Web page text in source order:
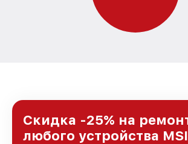
Скидка -25% на
любого устройства MSI